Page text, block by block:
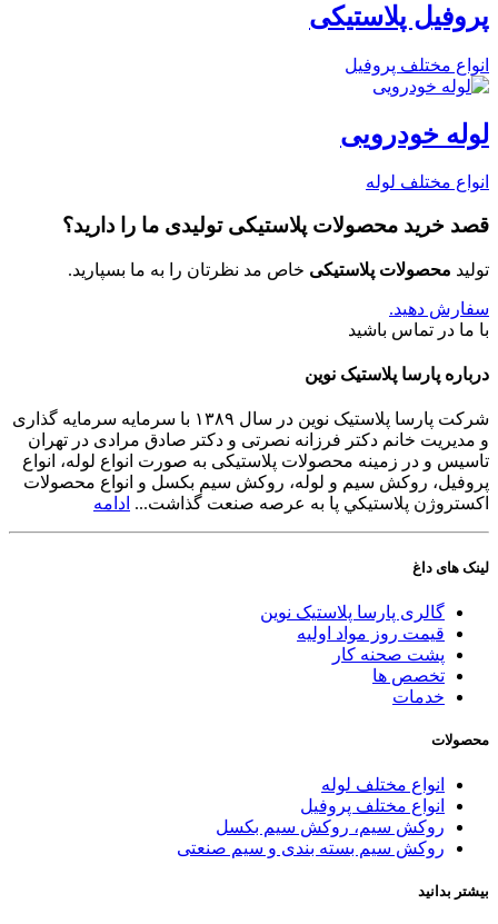
پروفیل پلاستیکی
انواع مختلف پروفیل
لوله خودرویی
انواع مختلف لوله
قصد خرید محصولات پلاستیکی تولیدی ما را دارید؟
تولید محصولات پلاستیکی خاص مد نظرتان را به ما بسپارید.
سفارش دهید.
با ما در تماس باشید
درباره پارسا پلاستیک نوین
شرکت پارسا پلاستیک نوین در سال ۱۳۸۹ با سرمایه سرمایه گذاری
و مدیریت خانم دکتر فرزانه نصرتی و دکتر صادق مرادی در تهران
تاسیس و در زمینه محصولات پلاستیکی به صورت انواع لوله، انواع
پروفیل، روکش سیم و لوله، روکش سیم بکسل و انواع محصولات
اکستروژن پلاستيكي پا به عرصه صنعت گذاشت... ادامه
لینک های داغ
گالری پارسا پلاستیک نوین
قیمت روز مواد اولیه
پشت صحنه کار
تخصص ها
خدمات
محصولات
انواع مختلف لوله
انواع مختلف پروفیل
روکش سیم، روکش سیم بکسل
روکش سیم بسته بندی و سیم صنعتی
بیشتر بدانید